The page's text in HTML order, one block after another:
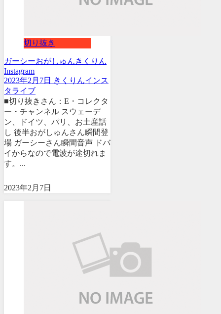
切り抜き
ガーシーおがしゅんきくりん
Instagram
2023年2月7日 きくりんインス
タライブ
■切り抜きさん：E・コレクタ
ー・チャンネル スウェーデ
ン、ドイツ、パリ、お土産話
し 後半おがしゅんさん瞬間登
場 ガーシーさん瞬間音声 ドバ
イからなので電波が途切れま
す。...
2023年2月7日